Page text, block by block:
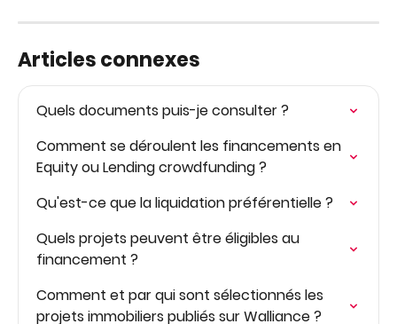
Articles connexes
Quels documents puis-je consulter ?
Comment se déroulent les financements en
Equity ou Lending crowdfunding ?
Qu'est-ce que la liquidation préférentielle ?
Quels projets peuvent être éligibles au
financement ?
Comment et par qui sont sélectionnés les
projets immobiliers publiés sur Walliance ?